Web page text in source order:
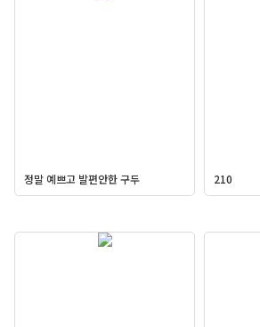
정말 예쁘고 발편안한 구두 210